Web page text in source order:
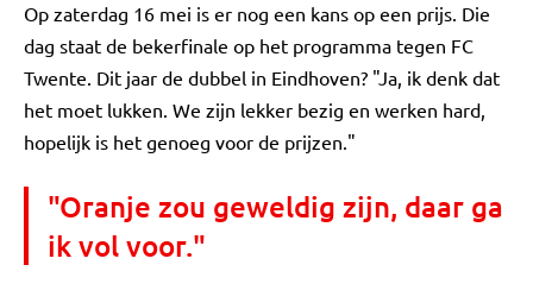
Op zaterdag 16 mei is er nog een kans op een prijs. Die
dag staat de bekerfinale op het programma tegen FC
Twente. Dit jaar de dubbel in Eindhoven? "Ja, ik denk dat
het moet lukken. We zijn lekker bezig en werken hard,
hopelijk is het genoeg voor de prijzen."
"Oranje zou geweldig zijn, daar ga
ik vol voor."